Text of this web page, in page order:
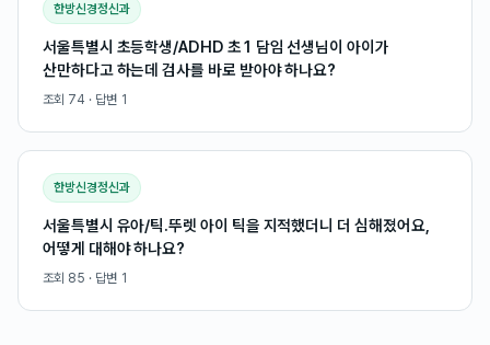
한방신경정신과
서울특별시 초등학생/ADHD 초1 담임 선생님이 아이가
산만하다고 하는데 검사를 바로 받아야 하나요?
조회 74 · 답변 1
한방신경정신과
서울특별시 유아/틱.뚜렛 아이 틱을 지적했더니 더 심해졌어요,
어떻게 대해야 하나요?
조회 85 · 답변 1